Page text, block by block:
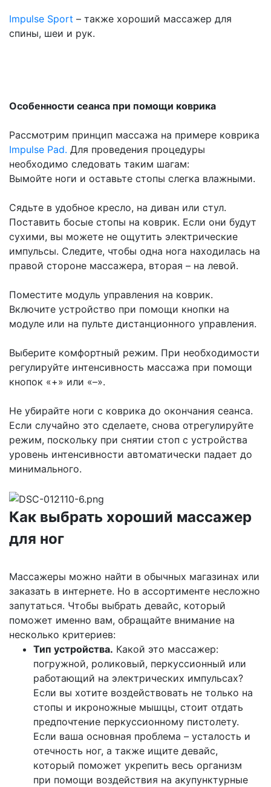
Impulse Sport – также хороший массажер для
спины, шеи и рук.
Особенности сеанса при помощи коврика
Рассмотрим принцип массажа на примере коврика
Impulse Pad. Для проведения процедуры
необходимо следовать таким шагам:
Вымойте ноги и оставьте стопы слегка влажными.
Сядьте в удобное кресло, на диван или стул.
Поставить босые стопы на коврик. Если они будут
сухими, вы можете не ощутить электрические
импульсы. Следите, чтобы одна нога находилась на
правой стороне массажера, вторая – на левой.
Поместите модуль управления на коврик.
Включите устройство при помощи кнопки на
модуле или на пульте дистанционного управления.
Выберите комфортный режим. При необходимости
регулируйте интенсивность массажа при помощи
кнопок «+» или «–».
Не убирайте ноги с коврика до окончания сеанса.
Если случайно это сделаете, снова отрегулируйте
режим, поскольку при снятии стоп с устройства
уровень интенсивности автоматически падает до
минимального.
Как выбрать хороший массажер
для ног
Массажеры можно найти в обычных магазинах или
заказать в интернете. Но в ассортименте несложно
запутаться. Чтобы выбрать девайс, который
поможет именно вам, обращайте внимание на
несколько критериев:
Тип устройства. Какой это массажер:
погружной, роликовый, перкуссионный или
работающий на электрических импульсах?
Если вы хотите воздействовать не только на
стопы и икроножные мышцы, стоит отдать
предпочтение перкуссионному пистолету.
Если ваша основная проблема – усталость и
отечность ног, а также ищите девайс,
который поможет укрепить весь организм
при помощи воздействия на акупунктурные